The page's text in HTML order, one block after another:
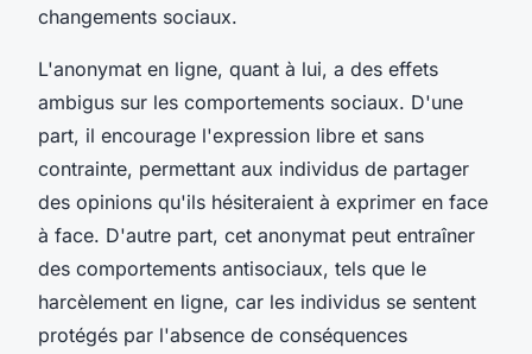
changements sociaux.
L'anonymat en ligne, quant à lui, a des effets
ambigus sur les comportements sociaux. D'une
part, il encourage l'expression libre et sans
contrainte, permettant aux individus de partager
des opinions qu'ils hésiteraient à exprimer en face
à face. D'autre part, cet anonymat peut entraîner
des comportements antisociaux, tels que le
harcèlement en ligne, car les individus se sentent
protégés par l'absence de conséquences